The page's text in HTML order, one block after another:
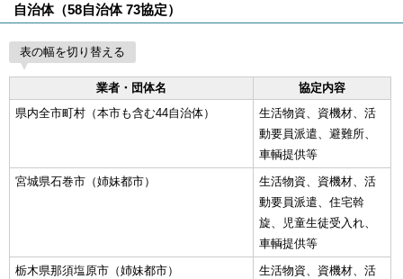
自治体（58自治体 73協定）
表の幅を切り替える
業者・団体名
協定内容
県内全市町村（本市も含む44自治体）
生活物資、資機材、活
動要員派遣、避難所、
車輌提供等
宮城県石巻市（姉妹都市）
生活物資、資機材、活
動要員派遣、住宅斡
旋、児童生徒受入れ、
車輌提供等
栃木県那須塩原市（姉妹都市）
生活物資、資機材、活